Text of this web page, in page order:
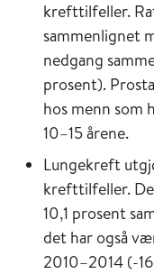
krefttilfeller.
sammenlignet
nedgang
prosent).
hos menn som
10–15 årene.
Lungekreft
krefttilfeller.
10,1 prosent
det har også
2010–2014 (-